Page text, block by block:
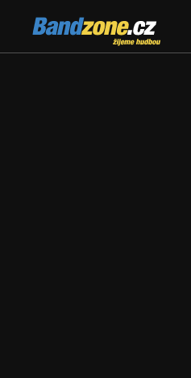
Bandzone.cz
žijeme hudbou